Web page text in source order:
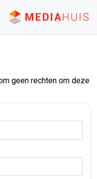
geen rechten om deze